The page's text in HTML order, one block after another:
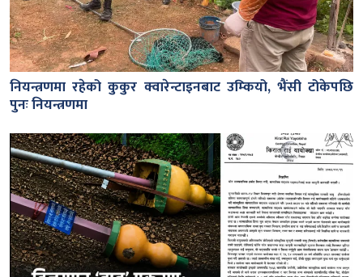
नियन्त्रणमा रहेको कुकुर क्वारेन्टाइनबाट उम्कियो, भैंसी टोकेपछि
पुनः नियन्त्रणमा